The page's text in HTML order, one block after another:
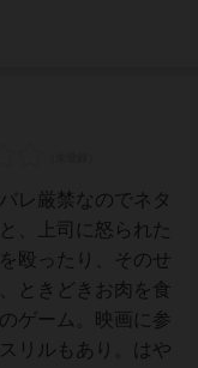
レ厳禁なのでネタ
、上司に怒られた
殴ったり、そのせ
ときどきお肉を食
ゲーム。映画に参
リルもあり。はや